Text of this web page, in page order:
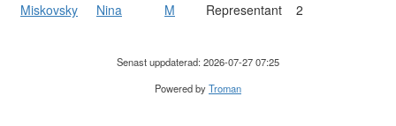
Miskovsky
Nina M Representant 2
Senast uppdaterad: 2026-07-27 07:25
Powered byTroman